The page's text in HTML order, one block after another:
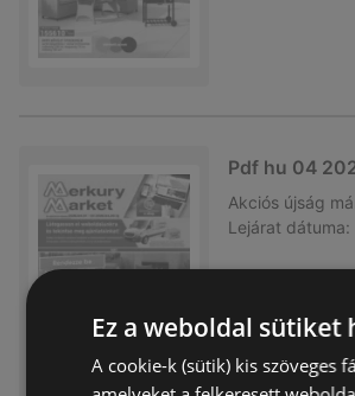
Pdf hu 04
Akciós újság
Lejárat dátuma:
Ez a weboldal sütiket
A cookie-k (sütik) kis szöveges